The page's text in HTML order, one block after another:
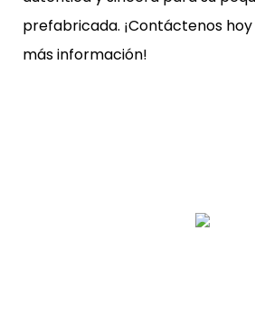
prefabricada. ¡Contáctenos
más información!